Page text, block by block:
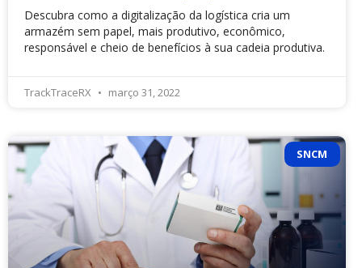
Descubra como a digitalização da logística cria um
armazém sem papel, mais produtivo, econômico,
responsável e cheio de benefícios à sua cadeia produtiva.
TrackTraceRX março 31, 2022
SNCM